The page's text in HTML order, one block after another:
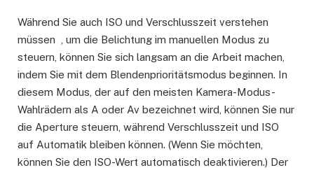
Während Sie auch ISO und Verschlusszeit verstehen
müssen , um die Belichtung im manuellen Modus zu
steuern, können Sie sich langsam an die Arbeit machen,
indem Sie mit dem Blendenprioritätsmodus beginnen. In
diesem Modus, der auf den meisten Kamera-Modus-
Wahlrädern als A oder Av bezeichnet wird, können Sie nur
die Aperture steuern, während Verschlusszeit und ISO
auf Automatik bleiben können. (Wenn Sie möchten,
können Sie den ISO-Wert automatisch deaktivieren.) Der